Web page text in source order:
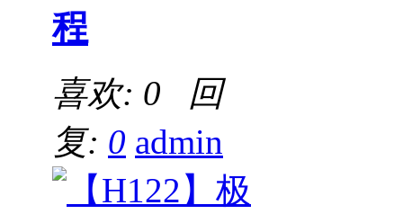
程
喜欢: 0 回
复: 0 admin